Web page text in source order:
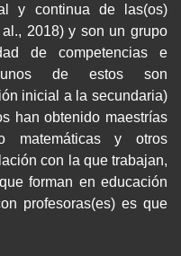
y continua de las(os)
2018) y son un grupo
de competencias e
de estos son
inicial a la secundaria)
han obtenido maestrías
matemáticas y otros
con la que trabajan,
forman en educación
profesoras(es) es que